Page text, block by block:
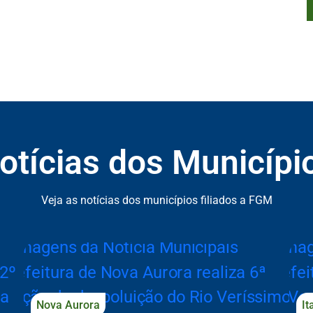
dos
Veja as notícias dos municípios filiados a FGM
de Notícias dos Municípios
Nova Aurora